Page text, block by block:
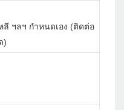
ฯลฯ กำหนดเอง (ติดต่อ
)